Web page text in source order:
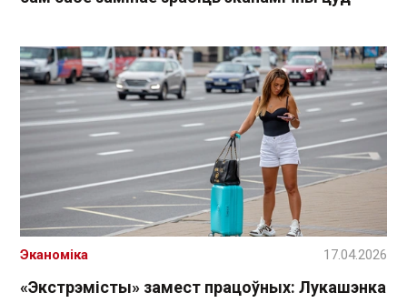
«Экстрэмісты» замест працоўных: Лукашэнка
Эканоміка 17.04.2026